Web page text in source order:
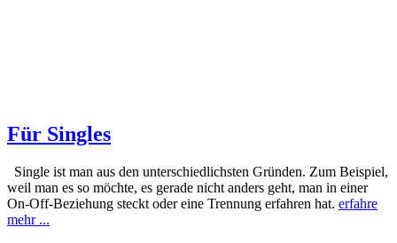
Für Singles
Single ist man aus den unterschiedlichsten Gründen. Zum Beispiel,
weil man es so möchte, es gerade nicht anders geht, man in einer
On-Off-Beziehung steckt oder eine Trennung erfahren hat. erfahre
mehr ...